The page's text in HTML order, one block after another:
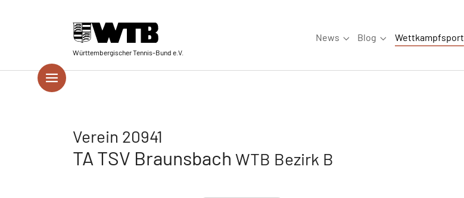
Württembergischer Tennis-Bund e.V.
News
Submenu for "News"
Blog
Submenu for "Blog"
Wettkampfsport
Verein 20941
TA TSV Braunsbach WTB Bezirk B